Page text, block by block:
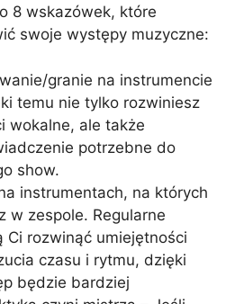
8 wskazówek, które
swoje występy muzyczne:
granie na instrumencie
temu nie tylko rozwiniesz
wokalne, ale także
potrzebne do
show.
instrumentach, na których
w zespole. Regularne
Ci rozwinąć umiejętności
czasu i rytmu, dzięki
będzie bardziej